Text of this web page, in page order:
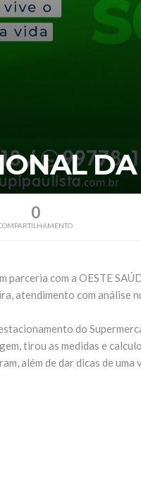
0
parceria com a OESTE
atendimento com análise
do
tirou as medidas e
além de dar dicas de uma